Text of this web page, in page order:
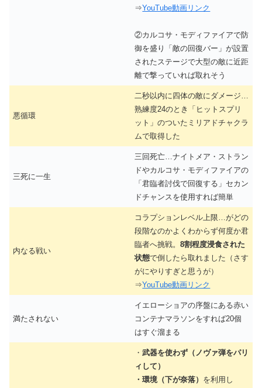
⇒YouTube動画リンク
②カルコサ・モディファイアで防
御を盛り「敵の回復バー」が設置
されたステージで大型の敵に近距
離で撃っていれば取れそう
悪循環
二秒以内に四体の敵にダメージ…
熟練度24のとき「ヒットスプリ
ット」のついたミリアドチャクラ
ムで取得した
三死に一生
三回死亡…ナイトメア・ストラン
ドやカルコサ・モディファイアの
「君臨者討伐で回復する」セカン
ドチャンスを使用すれば簡単
内なる戦い
コラプションレベル上限…がどの
段階なのかよくわからず何度か君
臨者へ挑戦。8割程度浸食された
状態で倒したら取れました（さす
がにやりすぎと思うが）
⇒YouTube動画リンク
満たされない
イエローショアの序盤にある赤い
コンテナマラソンをすれば20個
はすぐ溜まる
・武器を使わず（ノヴァ弾をパリ
ィして）
・環境（下が奈落） を利用し